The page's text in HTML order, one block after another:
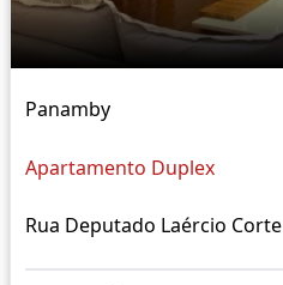
Panamby
Apartamento Duplex
Rua Deputado Laércio Corte